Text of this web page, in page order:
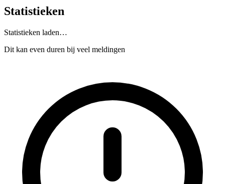
Statistieken
Statistieken laden…
Dit kan even duren bij veel meldingen